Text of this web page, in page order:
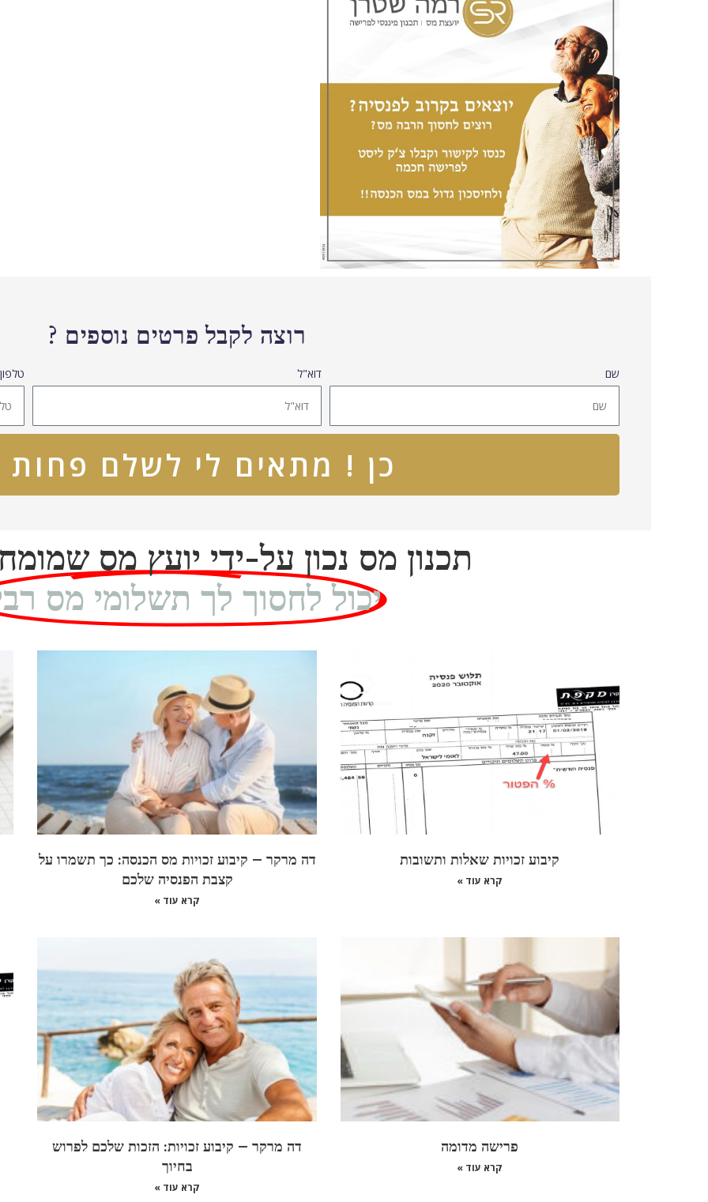
רוצה לקבל פרטים נוספים ?
שם דוא"ל טלפון
כן ! מתאים לי לשלם
תכנון מס נכון על-ידי יועץ מס
יכול לחסוך לך תשלומי מס
קיבוע זכויות שאלות ותשובות
קרא עוד »
דה מרקר – קיבוע זכויות מס הכנסה: כך תשמרו על
קצבת הפנסיה שלכם
קרא עוד »
פרישה מדומה
קרא עוד »
דה מרקר – קיבוע זכויות: הזכות שלכם לפרוש
בחיוך
קרא עוד »